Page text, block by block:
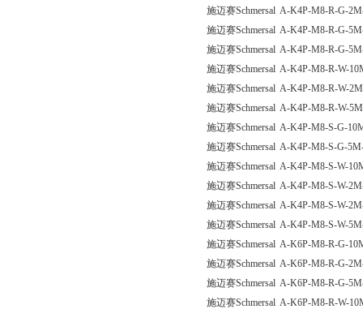
施迈赛Schmersal A-K4P-M8-R-G-
施迈赛Schmersal A-K4P-M8-R-G-
施迈赛Schmersal A-K4P-M8-R-G-
施迈赛Schmersal A-K4P-M8-R-W-
施迈赛Schmersal A-K4P-M8-R-W-
施迈赛Schmersal A-K4P-M8-R-W-
施迈赛Schmersal A-K4P-M8-S-G-
施迈赛Schmersal A-K4P-M8-S-G-
施迈赛Schmersal A-K4P-M8-S-W-
施迈赛Schmersal A-K4P-M8-S-W-
施迈赛Schmersal A-K4P-M8-S-W-
施迈赛Schmersal A-K4P-M8-S-W-
施迈赛Schmersal A-K6P-M8-R-G-
施迈赛Schmersal A-K6P-M8-R-G-
施迈赛Schmersal A-K6P-M8-R-G-
施迈赛Schmersal A-K6P-M8-R-W-